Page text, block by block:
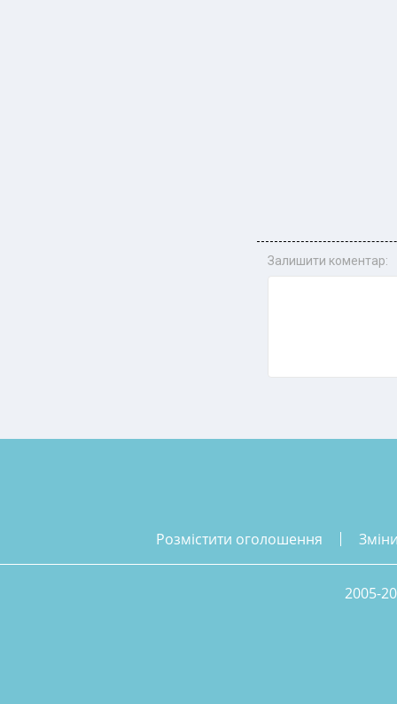
Залишити коментар:
розмістити оголошення
2005-